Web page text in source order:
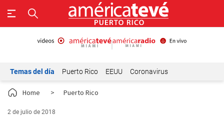
Temas del día Puerto Rico EEUU Coronavirus
Home > Puerto Rico
2 de julio de 2018